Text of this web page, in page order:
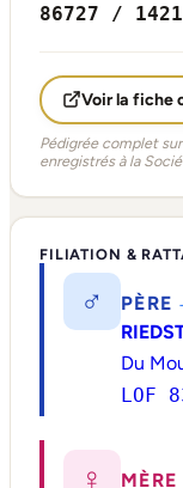
86727 /
Voir la fiche
Pédigrée complet
enregistrés à la
FILIATION &
♂ PÈRE
Du
LOF
♀ MÈRE